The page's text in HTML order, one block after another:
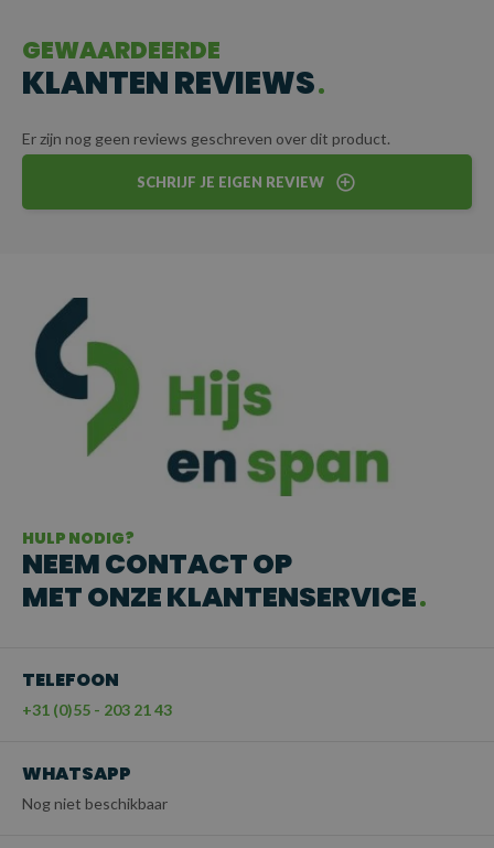
eenvoudig aan specifieke eisen worden aangepast. Zo wordt elke
lading veilig en betrouwbaar getransporteerd.
Elke sjorketting wordt geleverd met certificaat voor
gegarandeerde kwaliteit en veiligheid.
GEWAARDEERDE
KLANTEN REVIEWS
Er zijn nog geen reviews geschreven over dit product.
SCHRIJF JE EIGEN REVIEW
HULP NODIG?
NEEM CONTACT OP
MET ONZE KLANTENSERVICE
TELEFOON
+31 (0)55 - 203 21 43
WHATSAPP
Nog niet beschikbaar